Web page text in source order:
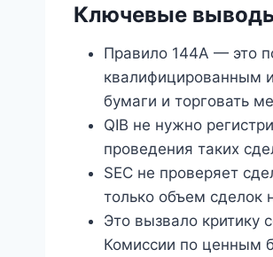
Ключевые
Правило 144A — это
квалифицированным
бумаги и торговать
QIB не нужно
проведения таких
SEC не проверяет
только объем
Это вызвало критику
Комиссии по ценным